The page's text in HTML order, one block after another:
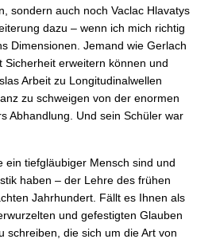
sondern auch noch Vaclac Hlavatys
dazu – wenn ich mich richtig
Dimensionen. Jemand wie Gerlach
Sicherheit erweitern können und
Arbeit zu Longitudinalwellen
zu schweigen von der enormen
Abhandlung. Und sein Schüler war
ein tiefgläubiger Mensch sind und
haben – der Lehre des frühen
Jahrhundert. Fällt es Ihnen als
und gefestigten Glauben
schreiben, die sich um die Art von